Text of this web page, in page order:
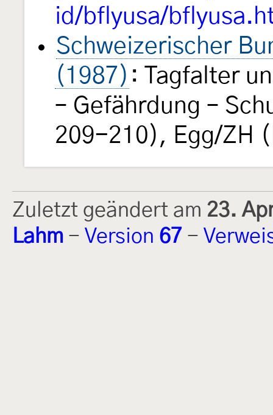
id/bflyusa/
Schweizerischer
(1987) : Tagfalter
– Gefährdung –
209-210), Egg/ZH
Zuletzt geändert am 23.
Lahm - Version 67 -